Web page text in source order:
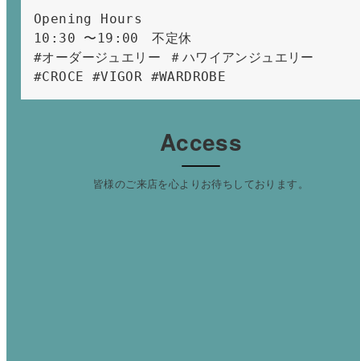
Opening Hours
10:30 〜19:00　不定休
#オーダージュエリー ＃ハワイアンジュエリー
#CROCE #VIGOR #WARDROBE
Access
皆様のご来店を心よりお待ちしております。